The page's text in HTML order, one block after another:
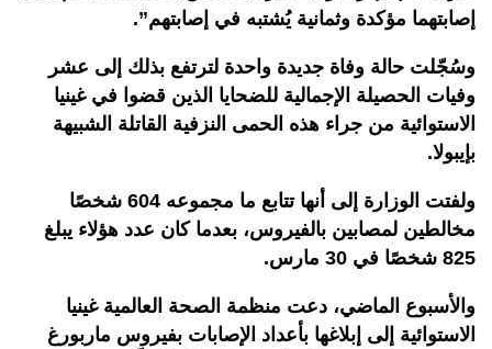
إصابتهما مؤكدة وثمانية يُشتبه في إصابتهم”.
وسُجّلت حالة وفاة جديدة واحدة لترتفع بذلك إلى عشر
وفيات الحصيلة الإجمالية للضحايا الذين قضوا في غينيا
الاستوائية من جراء هذه الحمى النزفية القاتلة الشبيهة
بإيبولا.
ولفتت الوزارة إلى أنها تتابع ما مجموعه 604 شخصًا
مخالطين لمصابين بالفيروس، بعدما كان عدد هؤلاء يبلغ
825 شخصًا في 30 مارس.
والأسبوع الماضي، دعت منظمة الصحة العالمية غينيا
الاستوائية إلى إبلاغها بأعداد الإصابات بفيروس ماربورغ